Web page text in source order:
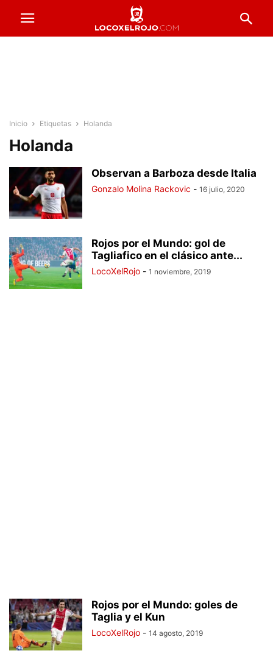
Inicio Etiquetas Holanda
Holanda
Observan a Barboza desde Italia
Gonzalo Molina Rackovic - 16 julio, 2020
Rojos por el Mundo: gol de
Tagliafico en el clásico ante...
LocoXelRojo - 1 noviembre, 2019
Rojos por el Mundo: goles de
Taglia y el Kun
LocoXelRojo - 14 agosto, 2019